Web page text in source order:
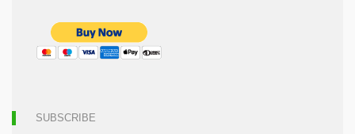
SUBSCRIBE